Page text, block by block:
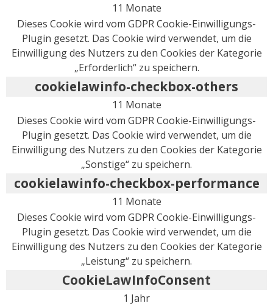
11 Monate
Dieses Cookie wird vom GDPR Cookie-Einwilligungs-
Plugin gesetzt. Das Cookie wird verwendet, um die
Einwilligung des Nutzers zu den Cookies der Kategorie
„Erforderlich“ zu speichern.
cookielawinfo-checkbox-others
11 Monate
Dieses Cookie wird vom GDPR Cookie-Einwilligungs-
Plugin gesetzt. Das Cookie wird verwendet, um die
Einwilligung des Nutzers zu den Cookies der Kategorie
„Sonstige“ zu speichern.
cookielawinfo-checkbox-performance
11 Monate
Dieses Cookie wird vom GDPR Cookie-Einwilligungs-
Plugin gesetzt. Das Cookie wird verwendet, um die
Einwilligung des Nutzers zu den Cookies der Kategorie
„Leistung“ zu speichern.
CookieLawInfoConsent
1 Jahr